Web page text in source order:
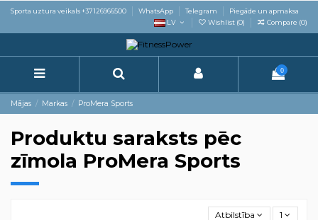
Sporta uztura veikals +37126966500 WhatsApp Telegram
Piegāde un apmaksa
LV
Wishlist (0) Compare (0)
0
Mājas Markas ProMera Sports
Produktu saraksts pēc
zīmola ProMera Sports
Atbilstība 1